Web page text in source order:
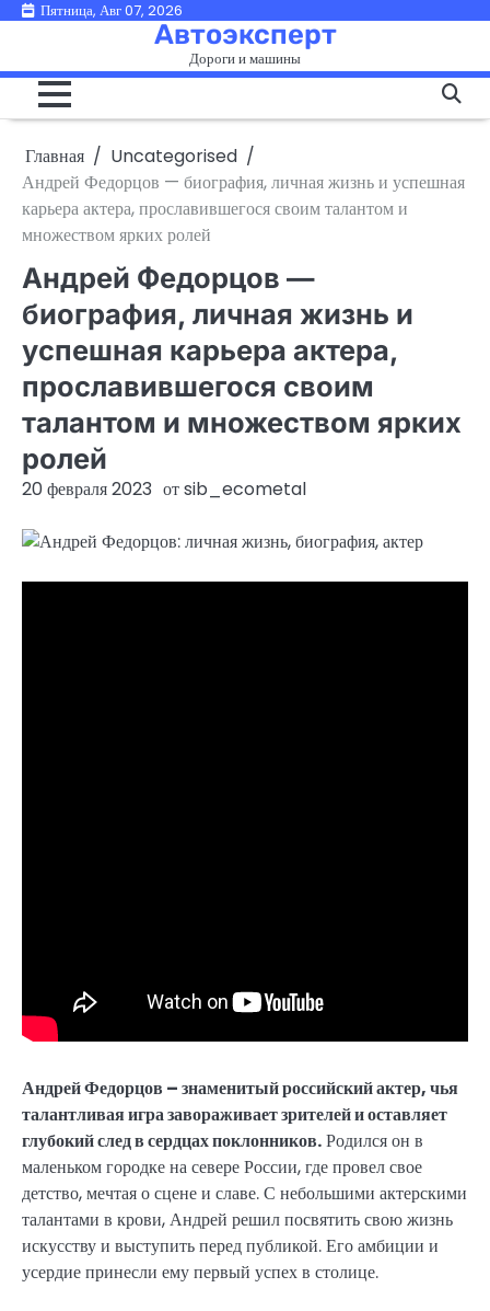
ПерейтиПятница, Авг 07, 2026
Автоэксперт
Дороги и машины
Главная
Uncategorised
Андрей Федорцов — биография, личная жизнь и успешная
карьера актера, прославившегося своим талантом и
множеством ярких ролей
Андрей Федорцов —
биография, личная жизнь и
успешная карьера актера,
прославившегося своим
талантом и множеством ярких
ролей
20 февраля 2023 отsib_ecometal
Андрей Федорцов – знаменитый российский актер, чья
талантливая игра завораживает зрителей и оставляет
глубокий след в сердцах поклонников.Родился он в
маленьком городке на севере России, где провел свое
детство, мечтая о сцене и славе. С небольшими актерскими
талантами в крови, Андрей решил посвятить свою жизнь
искусству и выступить перед публикой. Его амбиции и
усердие принесли ему первый успех в столице.